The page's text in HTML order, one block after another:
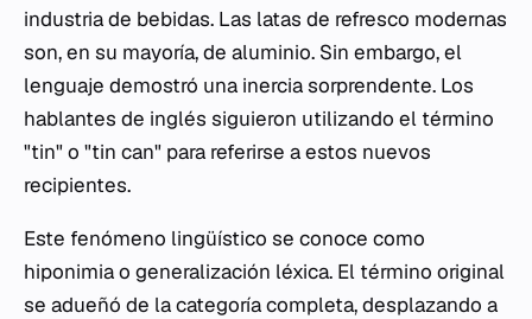
industria de bebidas. Las latas de refresco modernas
son, en su mayoría, de aluminio. Sin embargo, el
lenguaje demostró una inercia sorprendente. Los
hablantes de inglés siguieron utilizando el término
"tin" o "tin can" para referirse a estos nuevos
recipientes.
Este fenómeno lingüístico se conoce como
hiponimia o generalización léxica. El término original
se adueñó de la categoría completa, desplazando a